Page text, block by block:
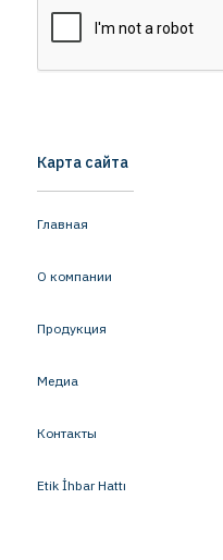
Карта сайта
Главная
О компании
Продукция
Медиа
Контакты
Etik İhbar Hattı